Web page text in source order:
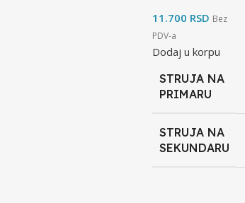
11.700 RSD Bez
PDV-a
Dodaj u korpu
STRUJA NA
PRIMARU
STRUJA NA
SEKUNDARU